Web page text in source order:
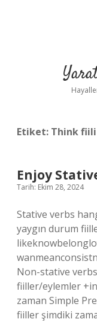
Etiket: Think fiili
Enjoy
Tarih: Ekim 28, 2024
Stative verbs
yaygın durum
Non-stative
fiiller/eylemler
zaman Simple
fiiller şimdiki